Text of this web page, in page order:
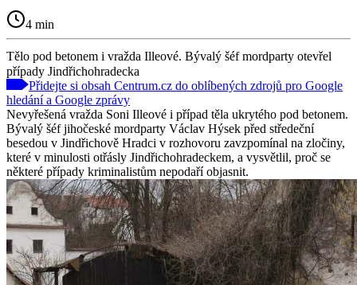
4 min
Tělo pod betonem i vražda Illeové. Bývalý šéf mordparty otevřel
případy Jindřichohradecka
Přidejte si obsah Centrum.cz do oblíbených zdrojů pro Google
hledání a Google zprávy
Nevyřešená vražda Soni Illeové i případ těla ukrytého pod betonem.
Bývalý šéf jihočeské mordparty Václav Hýsek před středeční
besedou v Jindřichově Hradci v rozhovoru zavzpomínal na zločiny,
které v minulosti otřásly Jindřichohradeckem, a vysvětlil, proč se
některé případy kriminalistům nepodaří objasnit.